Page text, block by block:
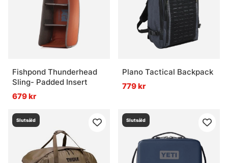
Fishpond Thunderhead
Sling- Padded Insert
679 kr
Plano Tactical Backpack
779 kr
Slutsåld Slutsåld